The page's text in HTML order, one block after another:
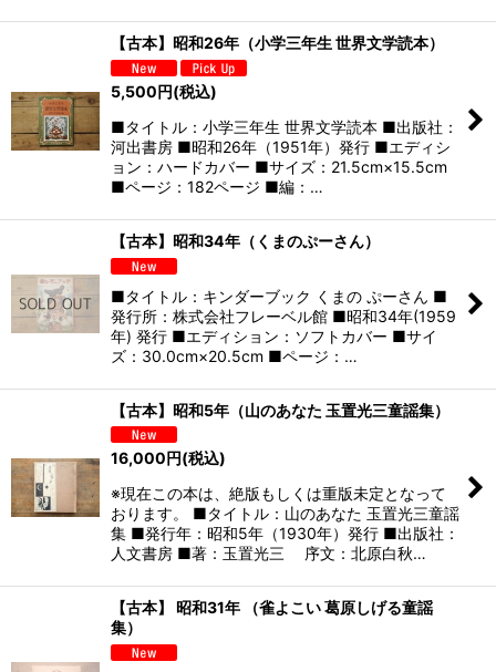
【古本】昭和26年（小学三年生 世界文学読本）
5,500円(税込)
■タイトル：小学三年生 世界文学読本 ■出版社：
河出書房 ■昭和26年（1951年）発行 ■エディシ
ョン：ハードカバー ■サイズ：21.5cm×15.5cm
■ページ：182ページ ■編：…
【古本】昭和34年（くまのぷーさん）
■タイトル：キンダーブック くまの ぷーさん ■
発行所：株式会社フレーベル館 ■昭和34年(1959
年) 発行 ■エディション：ソフトカバー ■サイ
ズ：30.0cm×20.5cm ■ページ：…
【古本】昭和5年（山のあなた 玉置光三童謡集）
16,000円(税込)
※現在この本は、絶版もしくは重版未定となって
おります。 ■タイトル：山のあなた 玉置光三童謡
集 ■発行年：昭和5年（1930年）発行 ■出版社：
人文書房 ■著：玉置光三 序文：北原白秋…
【古本】 昭和31年 （雀よこい 葛原しげる童謡
集）